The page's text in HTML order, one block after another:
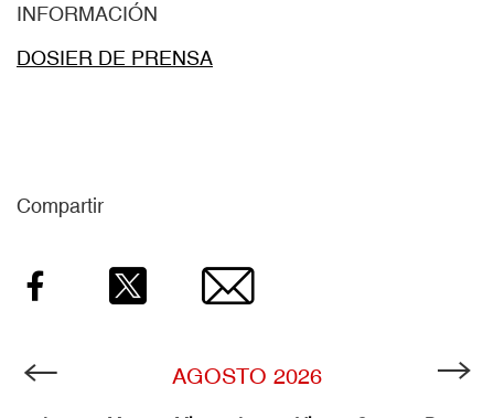
INFORMACIÓN
DOSIER DE PRENSA
Compartir
Facebook Twitter Email
AGOSTO 2026